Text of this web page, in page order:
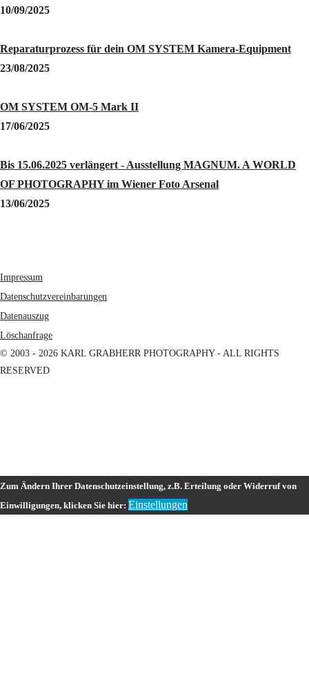
10/09/2025
Reparaturprozess für dein OM SYSTEM Kamera-Equipment
23/08/2025
OM SYSTEM OM-5 Mark II
17/06/2025
Bis 15.06.2025 verlängert - Ausstellung MAGNUM. A WORLD
OF PHOTOGRAPHY im Wiener Foto Arsenal
13/06/2025
Impressum
Datenschutzvereinbarungen
Datenauszug
Löschanfrage
© 2003 - 2026 KARL GRABHERR PHOTOGRAPHY - ALL RIGHTS
RESERVED
Zum Ändern Ihrer Datenschutzeinstellung, z.B. Erteilung oder Widerruf von
Einwilligungen, klicken Sie hier: Einstellungen